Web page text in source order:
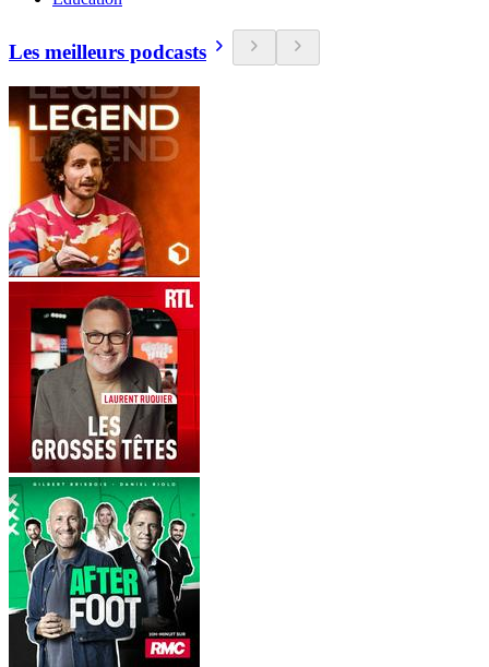
Les meilleurs podcasts